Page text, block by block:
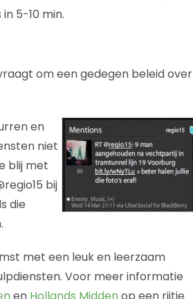
5-10 min.
om een gedegen beleid over
en
niet
blij met
bij
die
met een leuk en leerzaam
Voor meer informatie